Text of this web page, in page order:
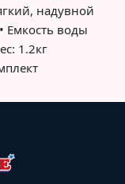
надувной
Емкость воды
1.2кг